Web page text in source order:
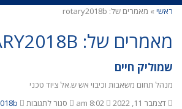
ראשי » מאמרים של: rotary2018b
מאמרים של: ROTARY2018B
שמוליק חיים
מנהל תחום משאבות וכיבוי אש ש.אל ציוד טכני
דצמבר 11, 2022
סגור לתגובות